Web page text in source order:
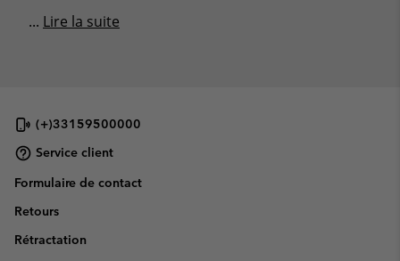
... Lire la suite
(+)33159500000
Service client
Formulaire de contact
Retours
Rétractation